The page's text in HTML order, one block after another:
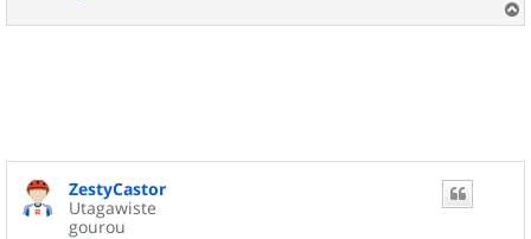
a
ZestyCastor
Utagawiste
gourou